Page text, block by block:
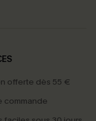
offerte dès 55 €
commande